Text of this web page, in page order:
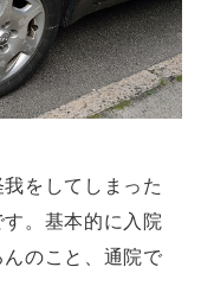
をしてしまった
。基本的に入院
のこと、通院で